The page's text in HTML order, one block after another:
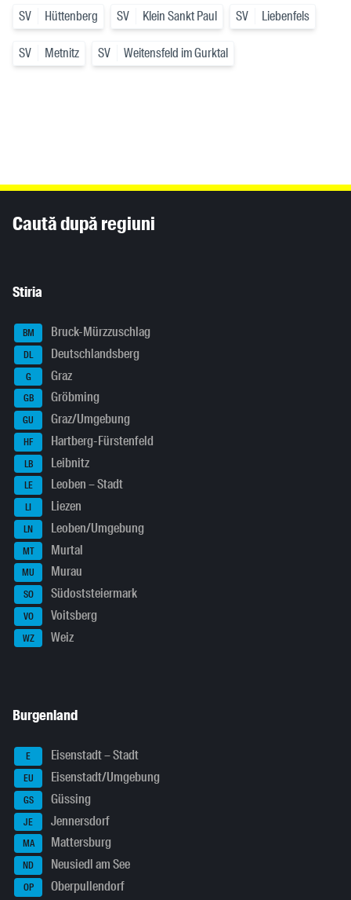
SV Hüttenberg SV Klein Sankt Paul SV Liebenfels
SV Metnitz SV Weitensfeld im Gurktal
Caută după regiuni
Stiria
BM Bruck-Mürzzuschlag
DL Deutschlandsberg
G Graz
GB Gröbming
GU Graz/Umgebung
HF Hartberg-Fürstenfeld
LB Leibnitz
LE Leoben – Stadt
LI Liezen
LN Leoben/Umgebung
MT Murtal
MU Murau
SO Südoststeiermark
VO Voitsberg
WZ Weiz
Burgenland
E Eisenstadt – Stadt
EU Eisenstadt/Umgebung
GS Güssing
JE Jennersdorf
MA Mattersburg
ND Neusiedl am See
OP
Oberpullendorf